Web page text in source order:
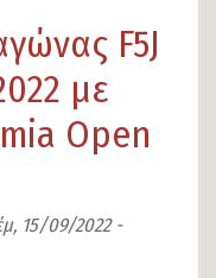
F5J
με
Οpen
15/09/2022 -